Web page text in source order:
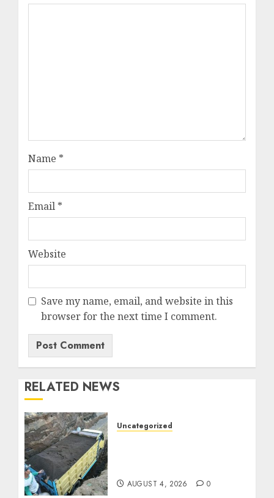
Name *
Email *
Website
Save my name, email, and website in this
browser for the next time I comment.
RELATED NEWS
Uncategorized
AUGUST 4, 2026 0